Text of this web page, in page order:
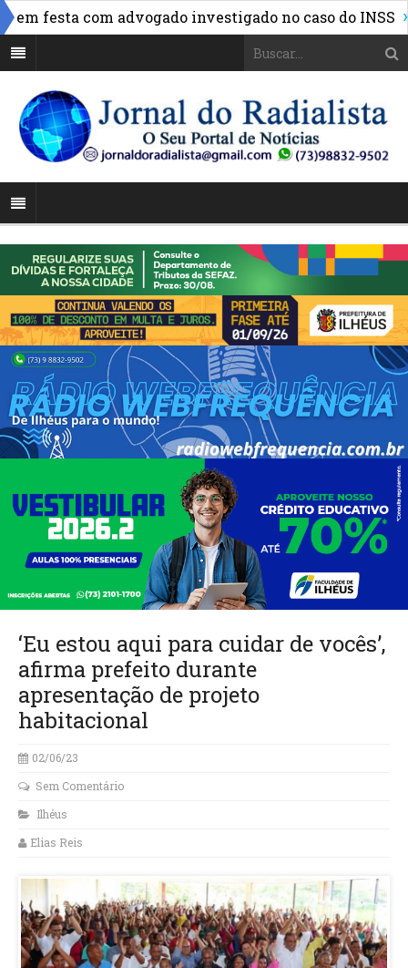
com advogado investigado no caso do INSS » FBF
‘Eu estou aqui para cuidar de vocês’,
afirma prefeito durante
apresentação de projeto
habitacional
02/06/23
Sem Comentário
Ilhéus
Elias Reis